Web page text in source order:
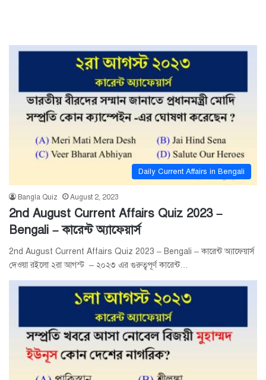
Daily Current Affairs in Bengali
Bangla Quiz August 2, 2023
2nd August Current Affairs Quiz 2023 –
Bengali – কারেন্ট অ্যাফেয়ার্স
2nd August Current Affairs Quiz 2023 – Bengali – কারেন্ট অ্যাফেয়ার্স
দেওয়া রইলো ২রা আগস্ট – ২০২৩ এর গুরুত্বপূর্ণ কারেন্ট…